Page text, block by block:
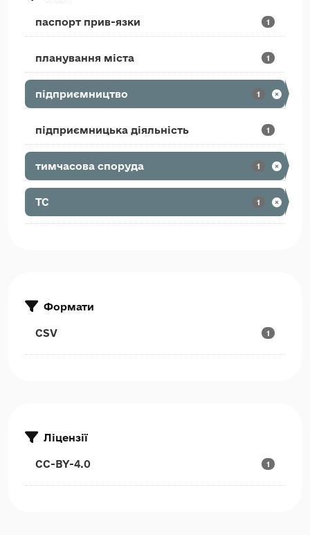
паспорт прив-язки 1
планування міста 1
підприємництво 1
підприємницька діяльність 1
тимчасова споруда 1
ТС 1
Формати
CSV 1
Ліцензії
CC-BY-4.0 1